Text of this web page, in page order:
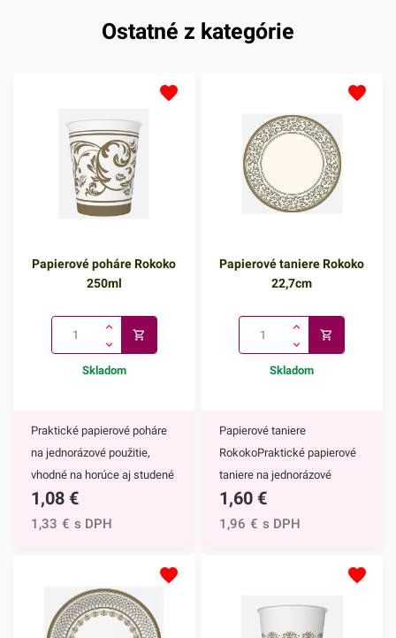
Ostatné z kategórie
Papierové poháre Rokoko
250ml
Skladom
Praktické papierové poháre
na jednorázové použitie,
vhodné na horúce aj studené
nápoje. Vďaka ich
elegantnému zdobeniu
poháre majú nepochybne
mnoho výhod,
napríklad:keďže ide o
1,08 €
1,33 € s DPH
Papierové taniere Rokoko
22,7cm
Skladom
Papierové taniere
RokokoPraktické papierové
taniere na jednorázové
použitie. Vďaka ich
elegantnému zdobeniu
mnoho výhod,
napríklad:keďže ide o
1,60 €
1,96 € s DPH